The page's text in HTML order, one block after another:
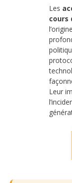
Les
cours
Leur